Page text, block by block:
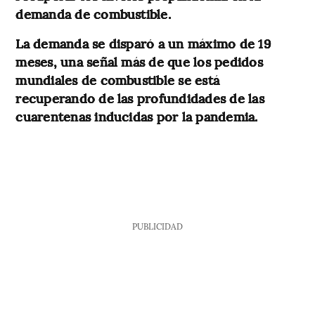
demanda de combustible.
La demanda se disparó a un máximo de 19
meses, una señal más de que los pedidos
mundiales de combustible se está
recuperando de las profundidades de las
cuarentenas inducidas por la pandemia.
PUBLICIDAD